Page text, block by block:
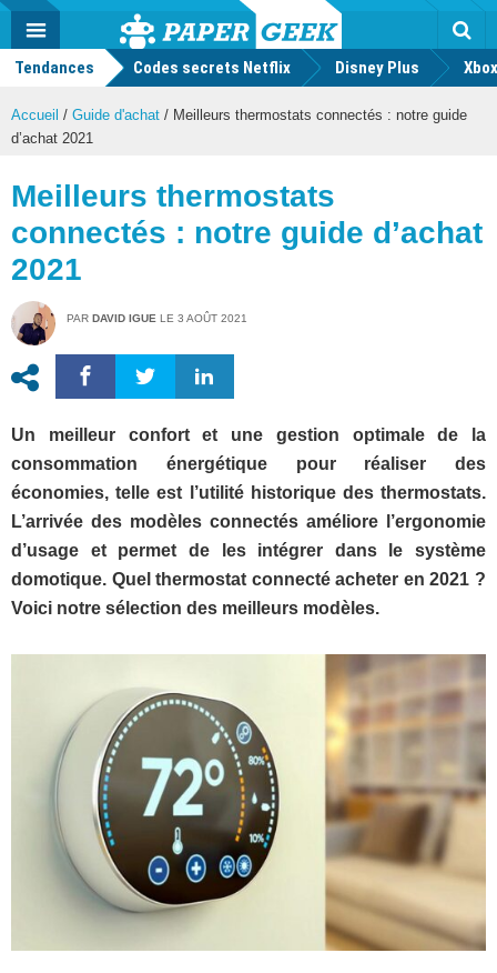
Actu
geek
MENU
Tendances Codes secrets Netflix Disney Plus
Accueil / Guide d'achat / Meilleurs thermostats connectés : notre guide
d’achat 2021
Meilleurs thermostats
connectés : notre guide d’achat
2021
PAR DAVID IGUE LE 3 AOÛT 2021
Un meilleur confort et une gestion optimale de la
consommation énergétique pour réaliser des
économies, telle est l’utilité historique des thermostats.
L’arrivée des modèles connectés améliore l’ergonomie
d’usage et permet de les intégrer dans le système
domotique. Quel thermostat connecté acheter en 2021 ?
Voici notre sélection des meilleurs modèles.
Mode
FacebookTwitter Youtube